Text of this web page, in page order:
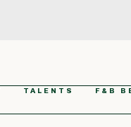
TALENTS F&B